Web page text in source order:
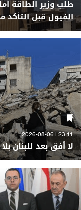
طلب وزير الطاقة
الفيول قبل التأكد
23:11 | 2026-08-06
لا أفق بعد للبنان